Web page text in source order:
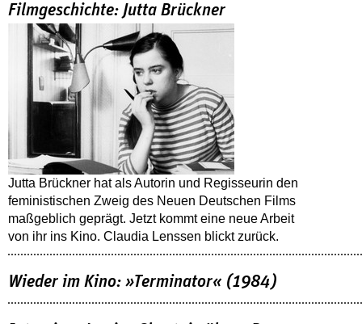
Filmgeschichte: Jutta Brückner
Jutta Brückner hat als Autorin und Regisseurin den
feministischen Zweig des Neuen Deutschen Films
maßgeblich geprägt. Jetzt kommt eine neue Arbeit
von ihr ins Kino. Claudia Lenssen blickt zurück.
Wieder im Kino: »Terminator« (1984)